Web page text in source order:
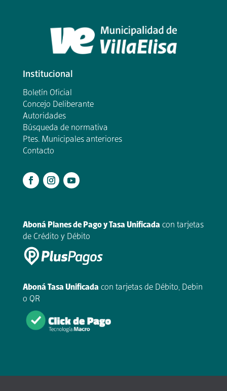
Institucional
Boletín Oficial
Concejo Deliberante
Autoridades
Búsqueda de normativa
Ptes. Municipales anteriores
Contacto
Aboná Planes de Pago y Tasa Unificada con tarjetas
de Crédito y Débito
Aboná Tasa Unificada con tarjetas de Débito, Debin
o QR